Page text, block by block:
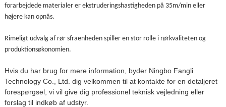
forarbejdede materialer er ekstruderingshastigheden på 35m/min eller
højere kan opnås.
Rimeligt udvalg af rør sfraenheden spiller en stor rolle i rørkvaliteten og
produktionsøkonomien.
Hvis du har brug for mere information, byder Ningbo Fangli
Technology Co., Ltd. dig velkommen til at kontakte for en detaljeret
forespørgsel, vi vil give dig professionel teknisk vejledning eller
forslag til indkøb af udstyr.